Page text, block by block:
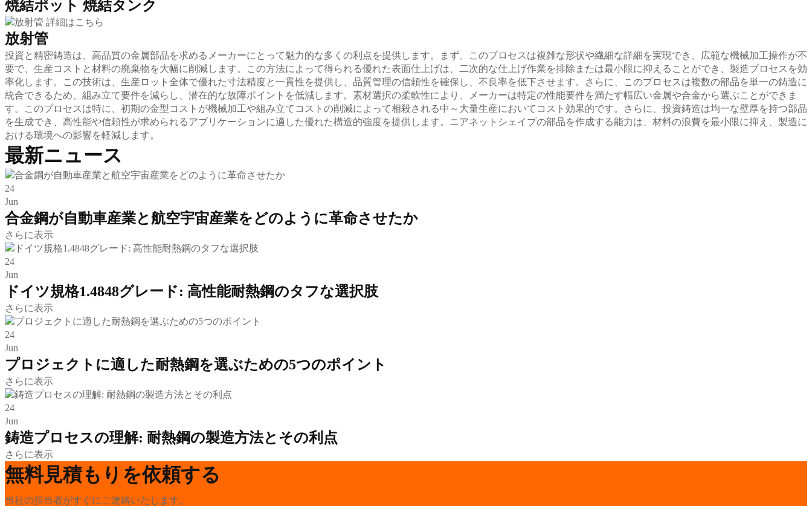
焼結ポット 焼結タンク
詳細はこちら
放射管
投資と精密鋳造は、高品質の金属部品を求めるメーカーにとって魅力的な多くの利点を提供します。まず、このプロセスは複雑な形状や繊細な詳細を実現でき、広範な機械加工操作が不
要で、生産コストと材料の廃棄物を大幅に削減します。この方法によって得られる優れた表面仕上げは、二次的な仕上げ作業を排除または最小限に抑えることができ、製造プロセスを効
率化します。この技術は、生産ロット全体で優れた寸法精度と一貫性を提供し、品質管理の信頼性を確保し、不良率を低下させます。さらに、このプロセスは複数の部品を単一の鋳造に
統合できるため、組み立て要件を減らし、潜在的な故障ポイントを低減します。素材選択の柔軟性により、メーカーは特定の性能要件を満たす幅広い金属や合金から選ぶことができま
す。このプロセスは特に、初期の金型コストが機械加工や組み立てコストの削減によって相殺される中～大量生産においてコスト効果的です。さらに、投資鋳造は均一な壁厚を持つ部品
を生成でき、高性能や信頼性が求められるアプリケーションに適した優れた構造的強度を提供します。ニアネットシェイプの部品を作成する能力は、材料の浪費を最小限に抑え、製造に
おける環境への影響を軽減します。
最新ニュース
24
Jun
合金鋼が自動車産業と航空宇宙産業をどのように革命させたか
さらに表示
24
Jun
ドイツ規格1.4848グレード: 高性能耐熱鋼のタフな選択肢
さらに表示
24
Jun
プロジェクトに適した耐熱鋼を選ぶための5つのポイント
さらに表示
24
Jun
鋳造プロセスの理解: 耐熱鋼の製造方法とその利点
さらに表示
無料見積もりを依頼する
当社の担当者がすぐにご連絡いたします。